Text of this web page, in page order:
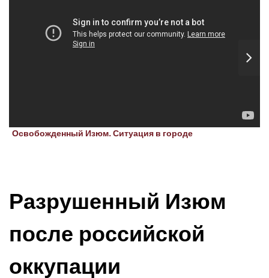
Освобожденный Изюм. Ситуация в городе
Разрушенный Изюм
после российской
оккупации